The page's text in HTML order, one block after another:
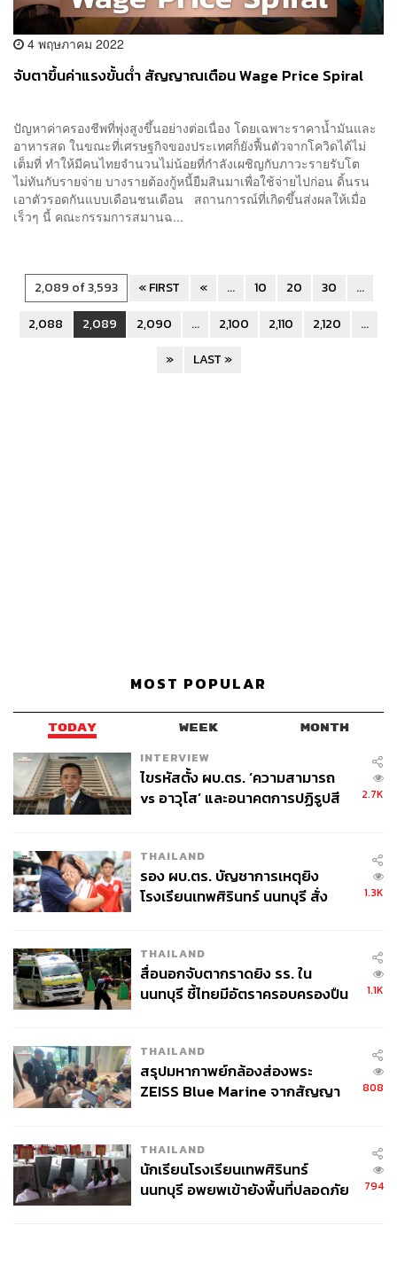
4 พฤษภาคม 2022
จับตาขึ้นค่าแรงขั้นต่ำ สัญญาณเตือน Wage Price Spiral
ปัญหาค่าครองชีพที่พุ่งสูงขึ้นอย่างต่อเนื่อง โดยเฉพาะราคาน้ำมันและ
อาหารสด ในขณะที่เศรษฐกิจของประเทศก็ยังฟื้นตัวจากโควิดได้ไม่
เต็มที่ ทำให้มีคนไทยจำนวนไม่น้อยที่กำลังเผชิญกับภาวะรายรับโต
ไม่ทันกับรายจ่าย บางรายต้องกู้หนี้ยืมสินมาเพื่อใช้จ่ายไปก่อน ดิ้นรน
เอาตัวรอดกันแบบเดือนชนเดือน สถานการณ์ที่เกิดขึ้นส่งผลให้เมื่อ
เร็วๆ นี้ คณะกรรมการสมานฉ...
2,089 of 3,593 « FIRST « ... 10 20 30
...
2,088
2,089 2,090 ... 2,100 2,110 2,120
...
»
LAST »
MOST POPULAR
TODAY WEEK MONTH
INTERVIEW
ไขรหัสตั้ง ผบ.ตร. ‘ความสามารถ
vs อาวุโส’ และอนาคตการปฏิรูปสี
2.7K
THAILAND
รอง ผบ.ตร. บัญชาการเหตุยิง
โรงเรียนเทพศิรินทร์ นนทบุรี สั่ง
1.3K
THAILAND
สื่อนอกจับตากราดยิง รร. ใน
นนทบุรี ชี้ไทยมีอัตราครอบครองปืน
1.1K
THAILAND
สรุปมหากาพย์กล้องส่องพระ
ZEISS Blue Marine จากสัญญา
จ่ายหนี้-แอบระบุแบรนด์
808
THAILAND
นักเรียนโรงเรียนเทพศิรินทร์
นนทบุรี อพยพเข้ายังพื้นที่ปลอดภัย
794